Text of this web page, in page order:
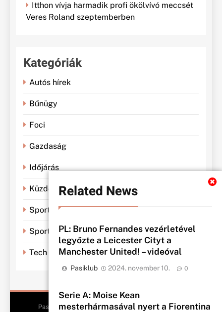
Related News
PL: Bruno Fernandes vezérletével
legyőzte a Leicester Cityt a
Manchester United! – videóval
Pasiklub 2024. november 10. 0
Serie A: Moise Kean
mesterhármasával nyert a Fiorentina
Itthon vívja harmadik profi ökölvívó meccsét
Veres Roland szeptemberben
Kategóriák
Autós hírek
Bűnügy
Foci
Gazdaság
Időjárás
Küzdősportok
Sportbánya
Sporthírek
Tech
Pasiklub - All Rights Reserved 2026.. Free Theme By